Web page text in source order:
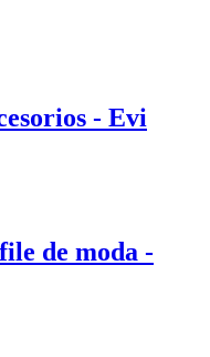
- Evi
de moda -